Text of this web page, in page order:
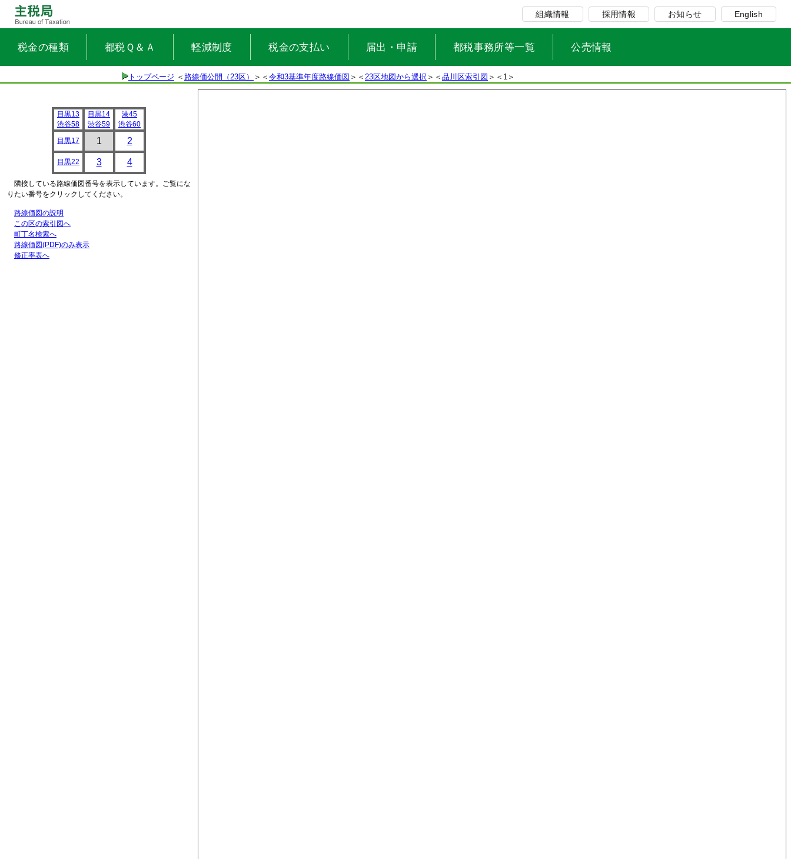
組織情報 採用情報 お知らせ English
税金の種類 都税Ｑ＆Ａ 軽減制度 税金の支払い 届出・申請 都税事務所等一覧 公売情報
トップページ ＜ 路線価公開（23区） ＞＜ 令和3基準年度路線価図 ＞＜ 23区地図から選択 ＞＜ 品川区索引図 ＞ ＜1＞
目黒13
渋谷58
目黒14
渋谷59
港45
渋谷60
目黒17
1 2
目黒22 3 4
隣接している路線価図番号を表示しています。ご覧にな
りたい番号をクリックしてください。
路線価図の説明
この区の索引図へ
町丁名検索へ
路線価図(PDF)のみ表示
修正率表へ